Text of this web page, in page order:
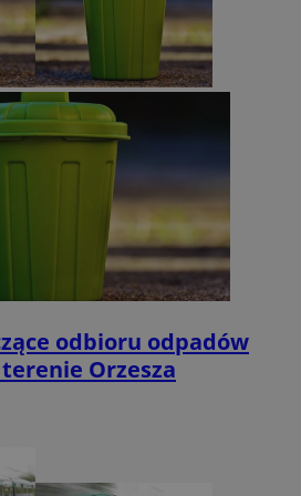
odbioru odpadów
Orzesza
.youtube.com
Google Privacy Policy